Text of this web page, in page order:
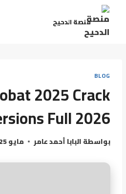
منصة الدحيح
BLOG
2025 Crack
Full 2026
بواسطةالبابا أحمد عامر مايو 25, 2026